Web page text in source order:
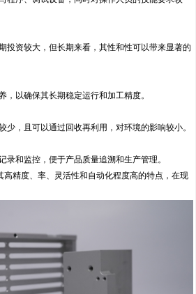
投资较大，但长期来看，其性和性可以带来显著的
，以确保其长期稳定运行和加工精度。
少，且可以通过回收再利用，对环境的影响较小。
录和监控，便于产品质量追溯和生产管理。
高精度、率、灵活性和自动化程度高的特点，在现